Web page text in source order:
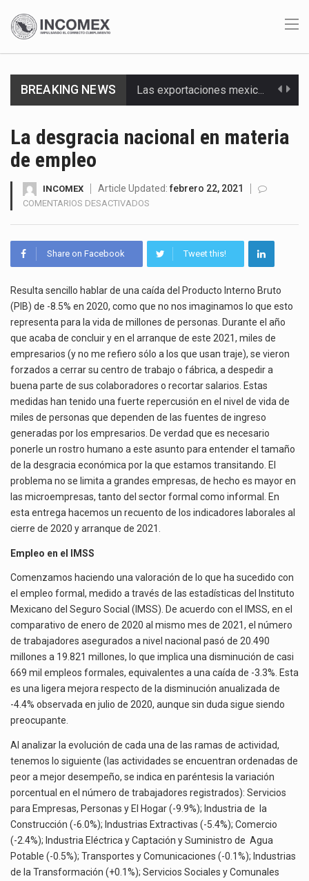
BREAKING NEWS En el primer semestre de 2026, el Servicio de Administración Tributaria (SAT) cobró un total…
Ante la suspensión temporal de las inspecciones sanitarias del Departamento de Agricultura de Estados Unidos…
El gobierno de Estados Unidos anunciará un arancel del 15 % sobre los productos fabricados…
El Departamento de Agricultura de Estados Unidos (USDA) suspendió el 5 de agosto de 2026…
Las exportaciones mexicanas de vehículos ligeros disminuyeron 9.67 % en julio a tasa anual, alcanzando…
La desgracia nacional en materia
de empleo
INCOMEX Article Updated:febrero 22, 2021
COMENTARIOS DESACTIVADOS
NACIONAL
EN
DE
EMPLEO
Share on Facebook Tweet this!
Resulta sencillo hablar de una caída del Producto Interno Bruto
(PIB) de -8.5% en 2020, como que no nos imaginamos lo que esto
representa para la vida de millones de personas. Durante el año
que acaba de concluir y en el arranque de este 2021, miles de
empresarios (y no me refiero sólo a los que usan traje), se vieron
forzados a cerrar su centro de trabajo o fábrica, a despedir a
buena parte de sus colaboradores o recortar salarios. Estas
medidas han tenido una fuerte repercusión en el nivel de vida de
miles de personas que dependen de las fuentes de ingreso
generadas por los empresarios. De verdad que es necesario
ponerle un rostro humano a este asunto para entender el tamaño
de la desgracia económica por la que estamos transitando. El
problema no se limita a grandes empresas, de hecho es mayor en
las microempresas, tanto del sector formal como informal. En
esta entrega hacemos un recuento de los indicadores laborales al
cierre de 2020 y arranque de 2021.
Empleo en el IMSS
Comenzamos haciendo una valoración de lo que ha sucedido con
el empleo formal, medido a través de las estadísticas del Instituto
Mexicano del Seguro Social (IMSS). De acuerdo con el IMSS, en el
comparativo de enero de 2020 al mismo mes de 2021, el número
de trabajadores asegurados a nivel nacional pasó de 20.490
millones a 19.821 millones, lo que implica una disminución de casi
669 mil empleos formales, equivalentes a una caída de -3.3%. Esta
es una ligera mejora respecto de la disminución anualizada de
-4.4% observada en julio de 2020, aunque sin duda sigue siendo
preocupante.
Al analizar la evolución de cada una de las ramas de actividad,
tenemos lo siguiente (las actividades se encuentran ordenadas de
peor a mejor desempeño, se indica en paréntesis la variación
porcentual en el número de trabajadores registrados): Servicios
para Empresas, Personas y El Hogar (-9.9%); Industria de la
Construcción (-6.0%); Industrias Extractivas (-5.4%); Comercio
(-2.4%); Industria Eléctrica y Captación y Suministro de Agua
Potable (-0.5%); Transportes y Comunicaciones (-0.1%); Industrias
de la Transformación (+0.1%); Servicios Sociales y Comunales